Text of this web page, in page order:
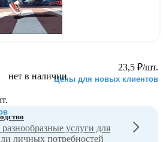
23,5 ₽/шт.
Цены для новых клиентов
нет в наличии
услуги для
личных потребностей